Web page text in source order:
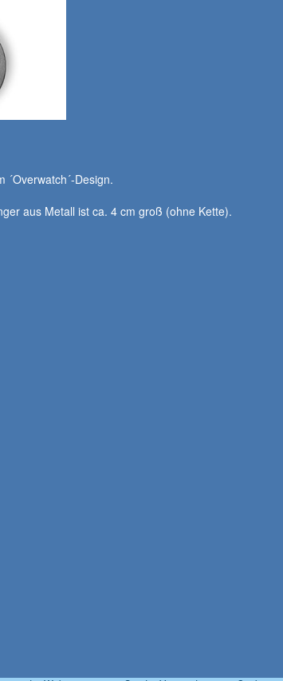
´Overwatch´-Design.
aus Metall ist ca. 4 cm groß (ohne Kette).